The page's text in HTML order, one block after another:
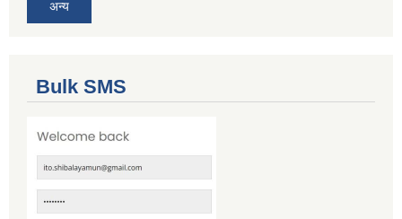
अन्य
Bulk SMS